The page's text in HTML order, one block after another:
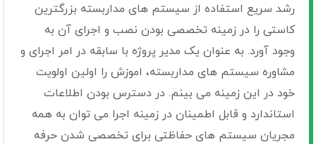
رشد سریع استفاده از سیستم های مداربسته بزرگترین
کاستی را در زمینه تخصصی بودن نصب و اجرای آن به
وجود آورد. به عنوان یک مدیر پروژه با سابقه در امر اجرای و
مشاوره سیستم های مداربسته، اموزش را اولین اولویت
خود در این زمینه می بینم. در دسترس بودن اطلاعات
استاندارد و قابل اطمینان در زمینه اجرا می توان به همه
مجریان سیستم های حفاظتی برای تخصصی شدن حرفه